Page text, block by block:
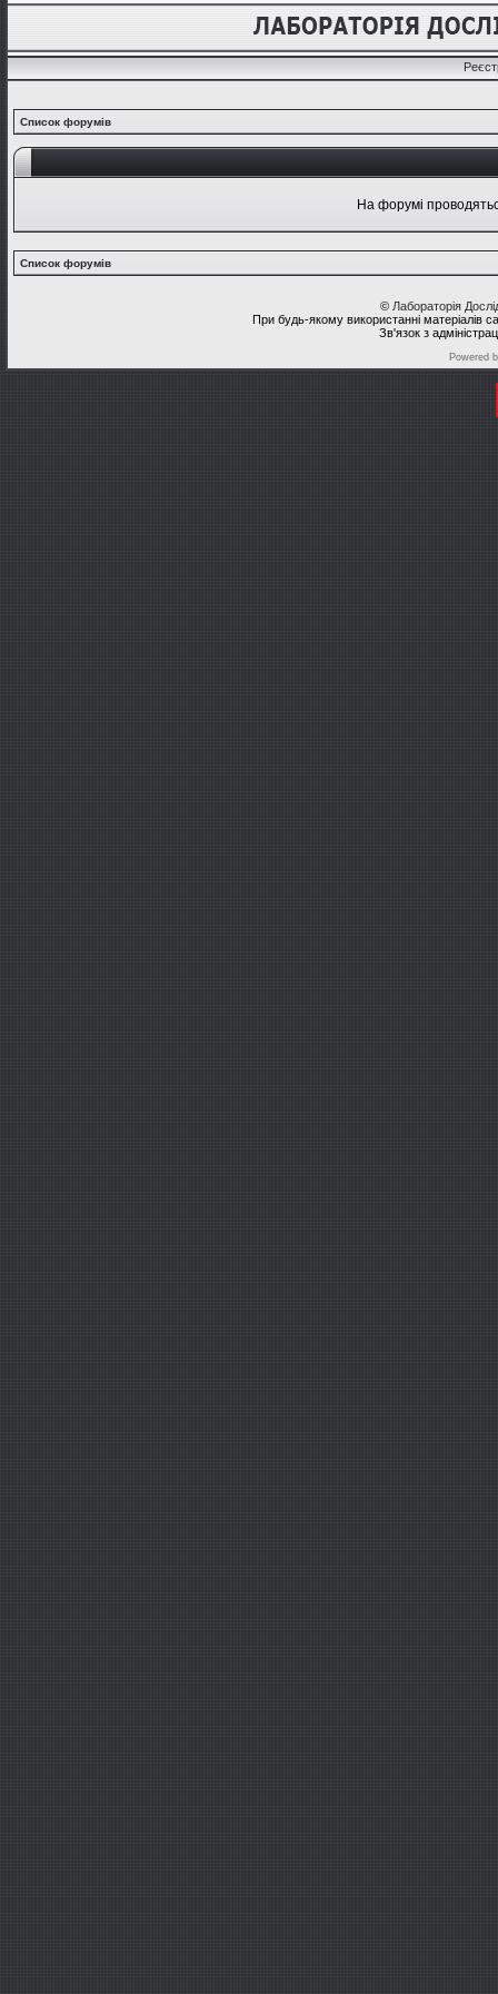
Список форумів
На форумі
Список форумів
© Лабораторія
При будь-якому використанні матеріалів
Зв'язок з
Powered